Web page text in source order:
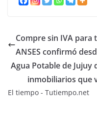
Compre sin IVA
ANSES confirmó
Agua Potable de
inmobiliarios que
El tiempo - Tutiempo.net